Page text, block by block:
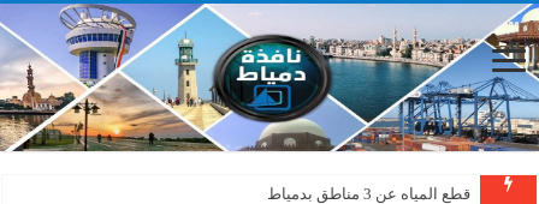
قطع المياه عن 3 مناطق بدمياط